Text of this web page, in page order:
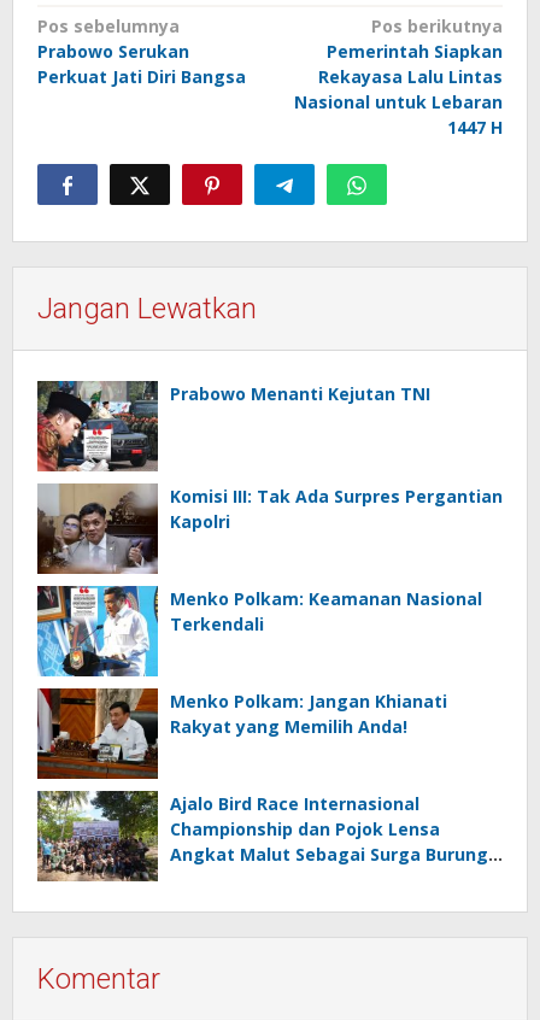
Navigasi
pos
Pos sebelumnya
Prabowo Serukan
Perkuat Jati Diri Bangsa
Pos berikutnya
Pemerintah Siapkan
Rekayasa Lalu Lintas
Nasional untuk Lebaran
1447 H
Jangan Lewatkan
Prabowo Menanti Kejutan TNI
Komisi III: Tak Ada Surpres Pergantian
Kapolri
Menko Polkam: Keamanan Nasional
Terkendali
Menko Polkam: Jangan Khianati
Rakyat yang Memilih Anda!
Ajalo Bird Race Internasional
Championship dan Pojok Lensa
Angkat Malut Sebagai Surga Burung
Komentar